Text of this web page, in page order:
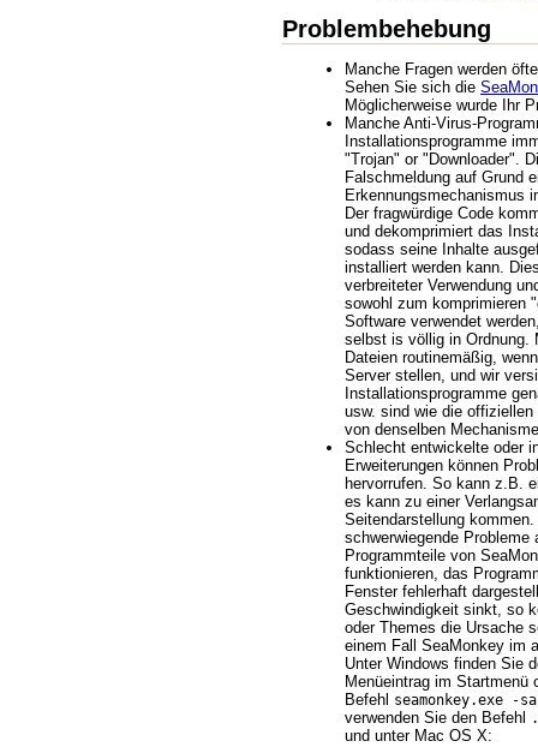
Problembehebung
Manche Fragen werden
Sehen Sie sich die
Möglicherweise wurde Ihr
Manche Anti-Virus-
Installationsprogramme
"Trojan" or "Downloader".
Falschmeldung auf Grund
Erkennungsmechanismus
Der fragwürdige Code
und dekomprimiert das
sodass seine Inhalte
installiert werden kann.
verbreiteter Verwendung
sowohl zum komprimieren
Software verwendet
selbst is völlig in Ordnung.
Dateien routinemäßig,
Server stellen, und wir
Installationsprogramme
usw. sind wie die
von denselben
Schlecht entwickelte oder
Erweiterungen können
hervorrufen. So kann z.B.
es kann zu einer
Seitendarstellung
schwerwiegende
Programmteile von
funktionieren, das
Fenster fehlerhaft
Geschwindigkeit sinkt, so
oder Themes die Ursache
einem Fall SeaMonkey im
Unter Windows finden Sie
Menüeintrag im Startmenü
Befehl seamonkey.exe -
verwenden Sie den Befehl
und unter Mac OS X: